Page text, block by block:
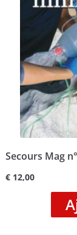
Secours Mag
€12,00